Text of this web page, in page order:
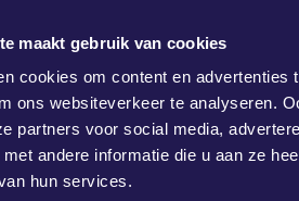
maakt gebruik van cookies
cookies om content en
ons websiteverkeer te analyseren.
partners voor social media,
andere informatie die u aan ze
hun services.
bestaat om positieve sociale
leden van het maatschappelijk